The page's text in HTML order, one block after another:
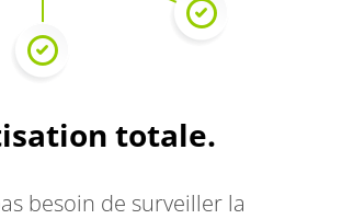
totale.
besoin de surveiller la